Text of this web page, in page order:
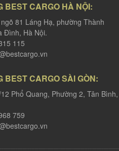
BEST CARGO HÀ NỘI:
81 Láng Hạ, phường Thành
Đình, Hà Nội.
115
BEST CARGO SÀI GÒN:
Phổ Quang, Phường 2, Tân Bình,
759